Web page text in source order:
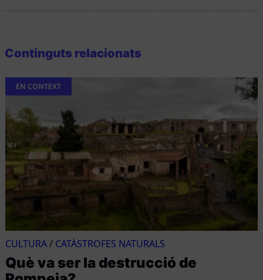
Continguts relacionats
EN CONTEXT
CULTURA/ CATÀSTROFES NATURALS
Què va ser la destrucció de